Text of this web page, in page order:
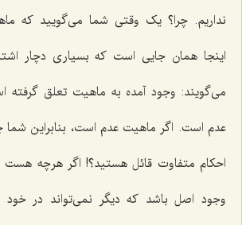
نداریم. چرا؟ یک وقتی شما می‌گویید که
اینجا همان جایی است که بسیاری دچار
می‌گویند: وجود آمده به ماهیت تعلق گرفته
عدم است. اگر ماهیت عدم است، بنابراین شما
احکام متفاوت قائل هستید؟! اگر هرچه
وجود اصل باشد که دیگر نمی‌تواند در خود